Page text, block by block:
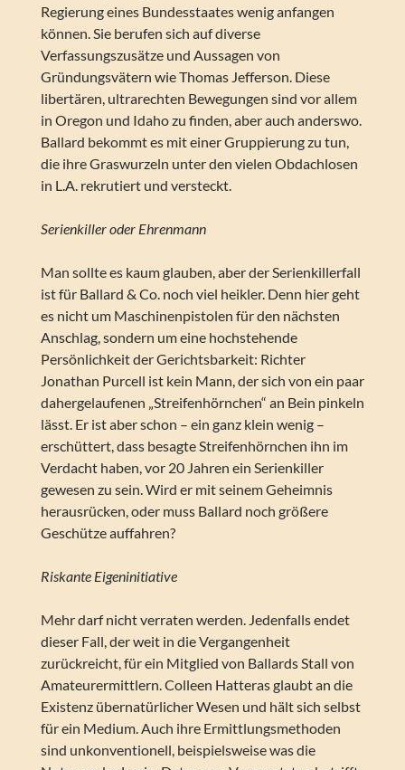
Regierung eines Bundesstaates wenig anfangen
können. Sie berufen sich auf diverse
Verfassungszusätze und Aussagen von
Gründungsvätern wie Thomas Jefferson. Diese
libertären, ultrarechten Bewegungen sind vor allem
in Oregon und Idaho zu finden, aber auch anderswo.
Ballard bekommt es mit einer Gruppierung zu tun,
die ihre Graswurzeln unter den vielen Obdachlosen
in L.A. rekrutiert und versteckt.
Serienkiller oder Ehrenmann
Man sollte es kaum glauben, aber der Serienkillerfall
ist für Ballard & Co. noch viel heikler. Denn hier geht
es nicht um Maschinenpistolen für den nächsten
Anschlag, sondern um eine hochstehende
Persönlichkeit der Gerichtsbarkeit: Richter
Jonathan Purcell ist kein Mann, der sich von ein paar
dahergelaufenen „Streifenhörnchen“ an Bein pinkeln
lässt. Er ist aber schon – ein ganz klein wenig –
erschüttert, dass besagte Streifenhörnchen ihn im
Verdacht haben, vor 20 Jahren ein Serienkiller
gewesen zu sein. Wird er mit seinem Geheimnis
herausrücken, oder muss Ballard noch größere
Geschütze auffahren?
Riskante Eigeninitiative
Mehr darf nicht verraten werden. Jedenfalls endet
dieser Fall, der weit in die Vergangenheit
zurückreicht, für ein Mitglied von Ballards Stall von
Amateurermittlern. Colleen Hatteras glaubt an die
Existenz übernatürlicher Wesen und hält sich selbst
für ein Medium. Auch ihre Ermittlungsmethoden
sind unkonventionell, beispielsweise was die